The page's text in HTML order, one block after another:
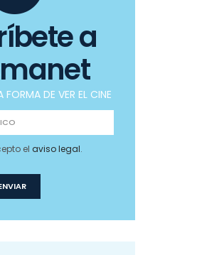
a
FORMA DE VER EL CINE
elaviso legal.